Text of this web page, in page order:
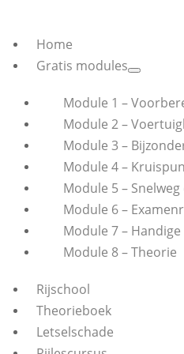
Home
Gratis modules
Module 1 –
Module 2 –
Module 3 –
Module 4 –
Module 5 –
Module 6 –
Module 7 –
Module 8 – Theorie
Rijschool
Theorieboek
Letselschade